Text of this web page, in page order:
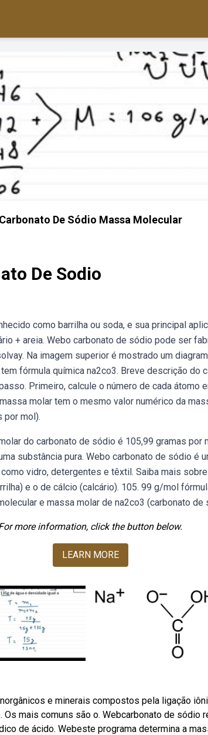
Carbonato De Sódio Massa Molecular
De Sodio
como barrilha ou soda, e sua principal
+ areia. Webo carbonato de sódio pode ser
Na imagem superior é mostrado um
fórmula química na2co3. Breve descrição do
Primeiro, calcule o número de cada átomo
molar tem o mesmo valor numérico da
por mol).
do carbonato de sódio é 105,99 gramas por
substância pura. Webo carbonato de sódio é
vidro, detergentes e têxtil. Saiba mais
e o de cálcio (calcário). 105. 99 g/mol
e massa molar de na2co3 (carbonato de
more information, click the button below.
LEARN MORE
e minerais compostos pela ligação
mais comuns são o. Webcarbonato de sódio
de ácido. Webeste programa determina a